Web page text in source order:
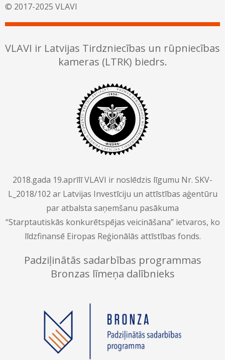
© 2017-2025 VLAVI
VLAVI ir Latvijas Tirdzniecības un rūpniecības
kameras (LTRK) biedrs.
2018.gada 19.aprīlī VLAVI ir noslēdzis līgumu Nr. SKV-
L_2018/102 ar Latvijas Investīciju un attīstības aģentūru
par atbalsta saņemšanu pasākuma
“Starptautiskās konkurētspējas veicināšana” ietvaros, ko
līdzfinansē Eiropas Reģionālās attīstības fonds.
Padziļinātās sadarbības programmas
Bronzas līmeņa dalībnieks